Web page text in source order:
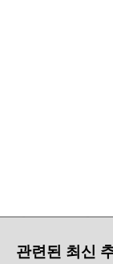
관련된 최신